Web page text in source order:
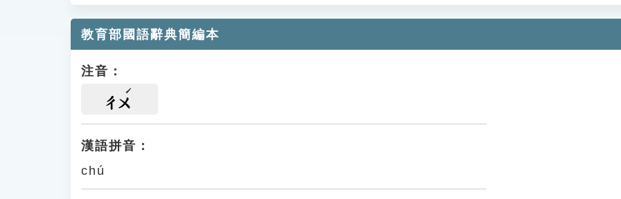
教育部國語辭典簡編本
注音：
ㄔㄨ
漢語拼音：
chú